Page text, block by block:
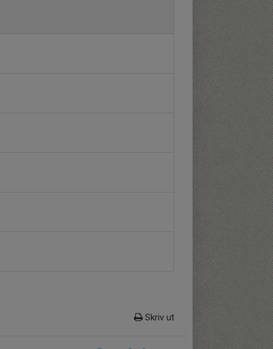
Skriv ut